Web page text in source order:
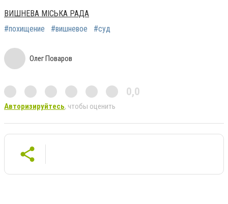
ВИШНЕВА МІСЬКА РАДА
#похищение
#вишневое #суд
Олег Поваров
0,0
Авторизируйтесь, чтобы оценить